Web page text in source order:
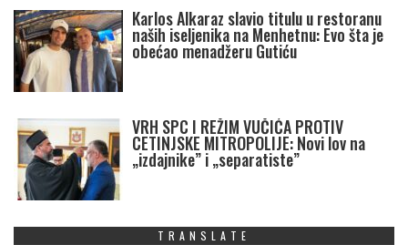
Karlos Alkaraz slavio titulu u restoranu
naših iseljenika na Menhetnu: Evo šta je
obećao menadžeru Gutiću
VRH SPC I REŽIM VUČIĆA PROTIV
CETINJSKE MITROPOLIJE: Novi lov na
„izdajnike” i „separatiste”
TRANSLATE